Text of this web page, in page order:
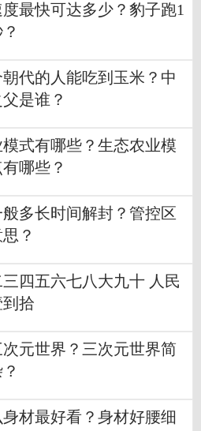
最快可达多少？豹子跑1
代的人能吃到玉米？中
是谁？
式有哪些？生态农业模
哪些？
多长时间解封？管控区
？
四五六七八大九十 人民
拾
元世界？三次元世界简
材最好看？身材好腰细